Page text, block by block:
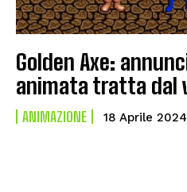
Golden Axe:
animata tratta dal
ANIMAZIONE 18 Aprile 2024